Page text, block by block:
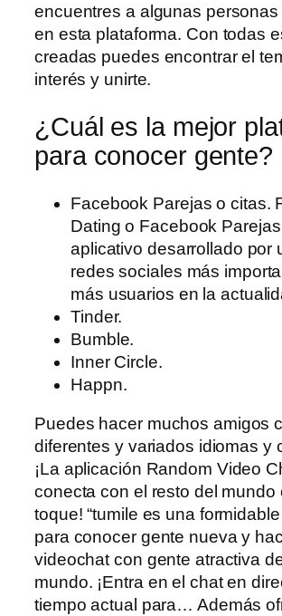
encuentres a algunas
en esta plataforma. Con todas
creadas puedes encontrar el
interés y unirte.
¿Cuál es la mejor
para conocer gente?
Facebook Parejas o citas.
Dating o Facebook
aplicativo desarrollado por
redes sociales más
más usuarios en la
Tinder.
Bumble.
Inner Circle.
Happn.
Puedes hacer muchos amigos
diferentes y variados idiomas y
¡La aplicación Random Video
conecta con el resto del mundo
toque! “tumile es una
para conocer gente nueva y
videochat con gente atractiva
mundo. ¡Entra en el chat en
tiempo actual para… Además